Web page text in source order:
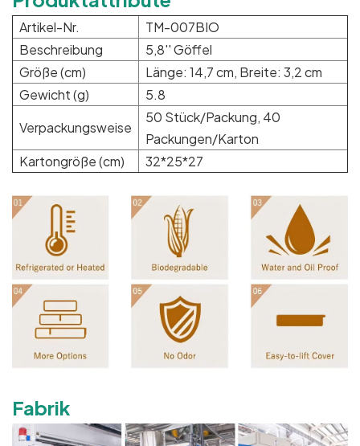
Artikel-Nr.
TM-007BIO
Beschreibung
5,8'' Göffel
Größe (cm)
Länge: 14,7 cm, Breite: 3,2 cm
Gewicht (g)
5.8
Verpackungsweise
50 Stück/Packung, 40
Packungen/Karton
Kartongröße (cm)
32*25*27
Fabrik